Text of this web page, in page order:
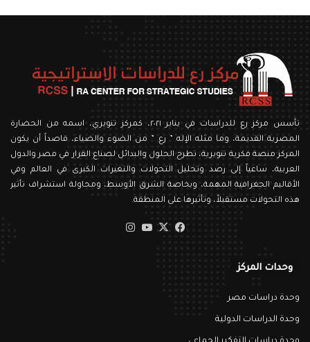
تأسس مركز رع للدراسات في يناير ٢٠٢١، كمركز تنويري، اسمه من الحضارة
المصرية القديمة، وما مثله الإله ” رع ” من الضوء والضياء، قاصداً أن يكون
المركز منصة فكرية تنويرية، تطرح الحلول والبدائل لصناع القرار في مصر والدول
العربية، ساعياً إلى رصد وتحليل التحولات والتغيرات الكبرى في العالم وفي
الأقاليم الجغرافية المهمة، وبخاصة الشرق الأوسط، ومحاولة استشراف تأثير
هذه التحولات مستقبلاً، وتأثيرها على المنطقة.
فيسبوك
‫X
‫YouTube
وحدات المركز
وحدة دراسات مصر
وحدة الدراسات الدولية